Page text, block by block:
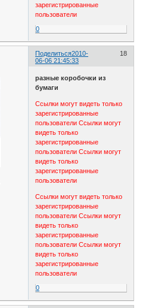
зарегистрированные
пользователи
0
Поделиться 18
2010-
06-06 21:45:33
разные коробочки из
бумаги
Ссылки могут видеть только
зарегистрированные
пользователи Ссылки могут
видеть только
зарегистрированные
пользователи Ссылки могут
видеть только
зарегистрированные
пользователи
Ссылки могут видеть только
зарегистрированные
пользователи Ссылки могут
видеть только
зарегистрированные
пользователи Ссылки могут
видеть только
зарегистрированные
пользователи
0